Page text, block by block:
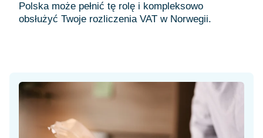
Polska może pełnić tę rolę i kompleksowo
obsłużyć Twoje rozliczenia VAT w Norwegii.